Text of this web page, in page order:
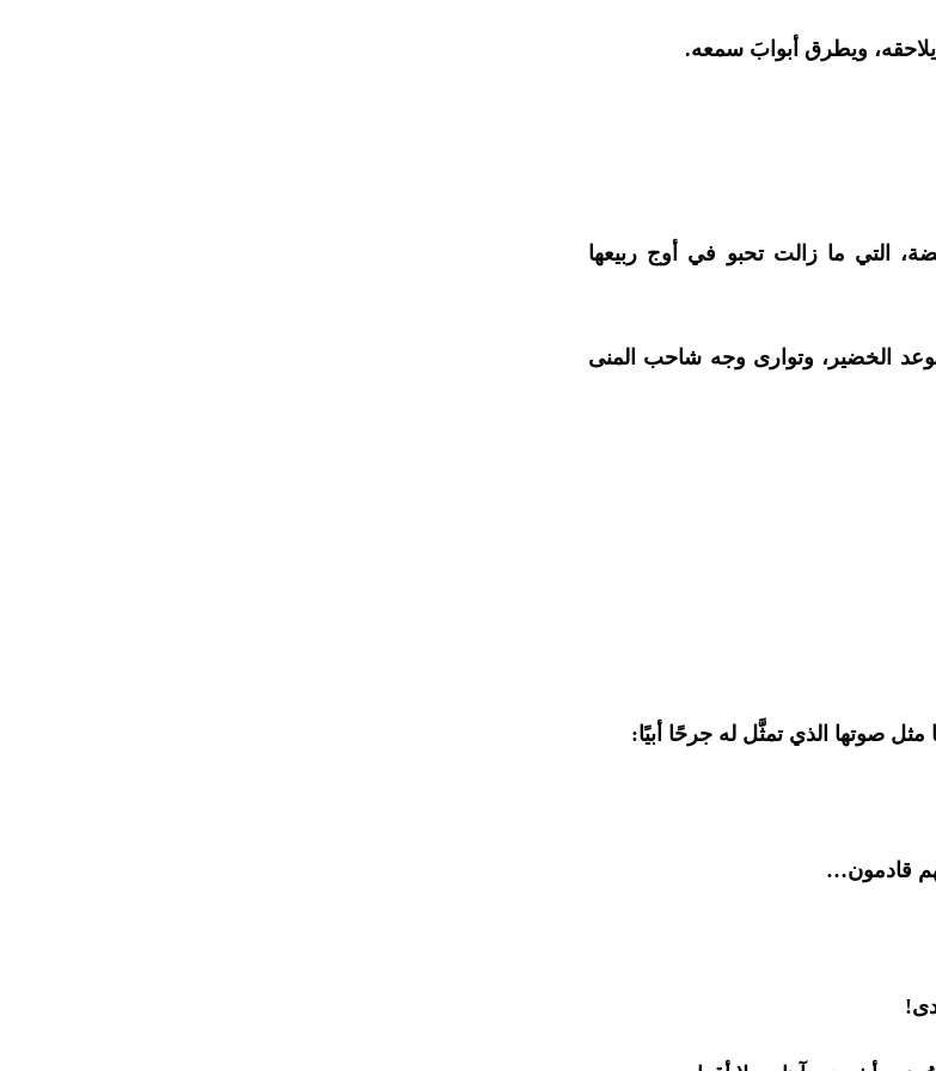
ويطرق أبوابَ سمعه.
التي ما زالت تحبو في أوج ربيعها
الخضير، وتوارى وجه شاحب المنى
صوتها الذي تمثَّل له جرحًا أبيًا:
قادمون…